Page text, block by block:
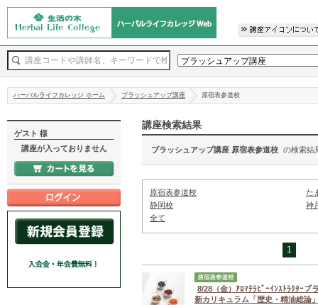
ハーバルライフカレッジ ホーム ブラッシュアップ講座 原宿表参道校
ゲスト 様
講座が入っておりません
講座検索結果
ブラッシュアップ講座 原宿表参道校 の検索結
原宿表参道校
た
静岡校
神
全て
1
8/28（金）ｱﾛﾏﾃﾗﾋﾟｰｲﾝｽﾄﾗｸﾀｰブ
新カリキュラム「歴史・精油総論